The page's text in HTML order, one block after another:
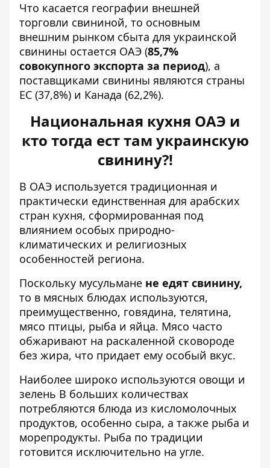
Что касается географии внешней
торговли свининой, то основным
внешним рынком сбыта для украинской
свинины остается ОАЭ (85,7%
совокупного экспорта за период), а
поставщиками свинины являются страны
ЕС (37,8%) и Канада (62,2%).
Национальная кухня ОАЭ и
кто тогда ест там украинскую
свинину?!
В ОАЭ используется традиционная и
практически единственная для арабских
стран кухня, сформированная под
влиянием особых природно-
климатических и религиозных
особенностей региона.
Поскольку мусульмане не едят свинину,
то в мясных блюдах используются,
преимущественно, говядина, телятина,
мясо птицы, рыба и яйца. Мясо часто
обжаривают на раскаленной сковороде
без жира, что придает ему особый вкус.
Наиболее широко используются овощи и
зелень В больших количествах
потребляются блюда из кисломолочных
продуктов, особенно сыра, а также рыба и
морепродукты. Рыба по традиции
готовится исключительно на угле.